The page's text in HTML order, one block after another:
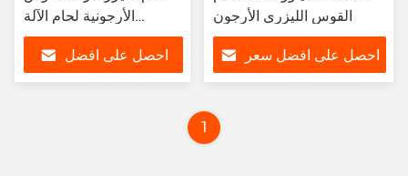
الأرجونية لحام الآلة
السلامة
احصل على افضل
القوس الليزري الأرجون
احصل على افضل سعر
1